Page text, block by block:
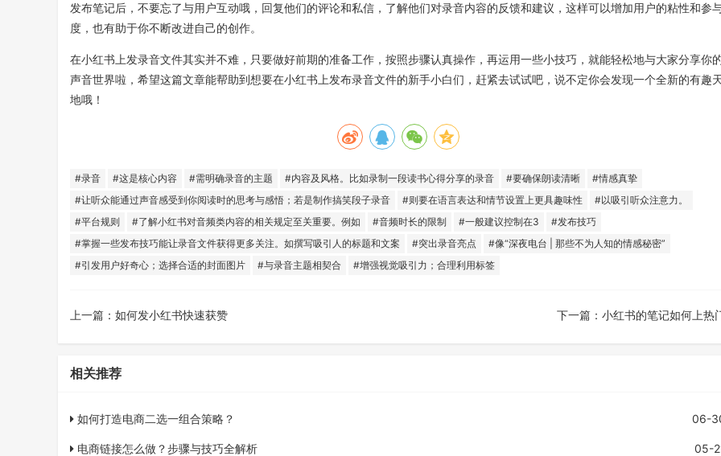
发布笔记后，不要忘了与用户互动哦，回复他们的评论和私信，了解他们对录音内容的反馈和建议，这样可以增加用户的粘性和参
度，也有助于你不断改进自己的创作。
在小红书上发录音文件其实并不难，只要做好前期的准备工作，按照步骤认真操作，再运用一些小技巧，就能轻松地与大家分享你
声音世界啦，希望这篇文章能帮助到想要在小红书上发布录音文件的新手小白们，赶紧去试试吧，说不定你会发现一个全新的有趣
地哦！
#录音 #这是核心内容 #需明确录音的主题 #内容及风格。比如录制一段读书心得分享的录音 #要确保朗读清晰
#情感真挚
#让听众能通过声音感受到你阅读时的思考与感悟；若是制作搞笑段子录音
#则要在语言表达和情节设置上更具趣味性
#以吸引听众注意力。
#平台规则
#了解小红书对音频类内容的相关规定至关重要。例如 #音频时长的限制 #一般建议控制在3
#发布技巧
#掌握一些发布技巧能让录音文件获得更多关注。如撰写吸引人的标题和文案
#突出录音亮点
#像“深夜电台 | 那些不为人知的情感秘密”
#引发用户好奇心；选择合适的封面图片
#与录音主题相契合 #增强视觉吸引力；合理利用标签
上一篇： 如何发小红书快速获赞 下一篇：小红书的笔记如何上热
相关推荐
06-
如何打造电商二选一组合策略？
05-
电商链接怎么做？步骤与技巧全解析